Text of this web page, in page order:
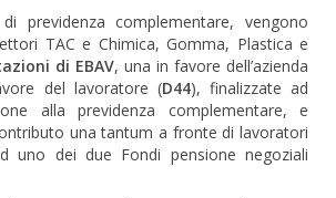
previdenza complementare, vengono
TAC e Chimica, Gomma, Plastica e
di EBAV, una in favore dell’azienda
del lavoratore (D44), finalizzate ad
alla previdenza complementare, e
una tantum a fronte di lavoratori
uno dei due Fondi pensione negoziali